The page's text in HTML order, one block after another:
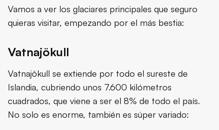
Vamos a ver los glaciares principales que seguro
quieras visitar, empezando por el más bestia:
Vatnajökull
Vatnajökull se extiende por todo el sureste de
Islandia, cubriendo unos 7.600 kilómetros
cuadrados, que viene a ser el 8% de todo el país.
No solo es enorme, también es súper variado: